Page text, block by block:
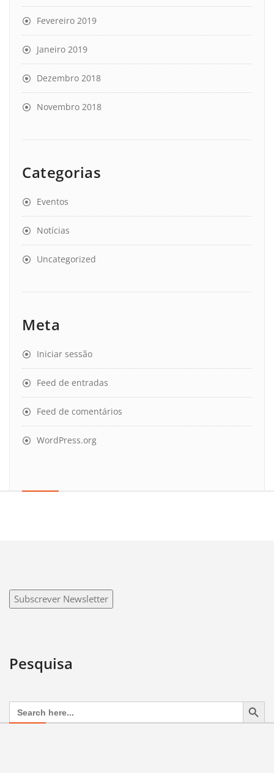
Fevereiro 2019
Janeiro 2019
Dezembro 2018
Novembro 2018
Categorias
Eventos
Notícias
Uncategorized
Meta
Iniciar sessão
Feed de entradas
Feed de comentários
WordPress.org
Subscrever Newsletter
Pesquisa
Search
for:
Search Button